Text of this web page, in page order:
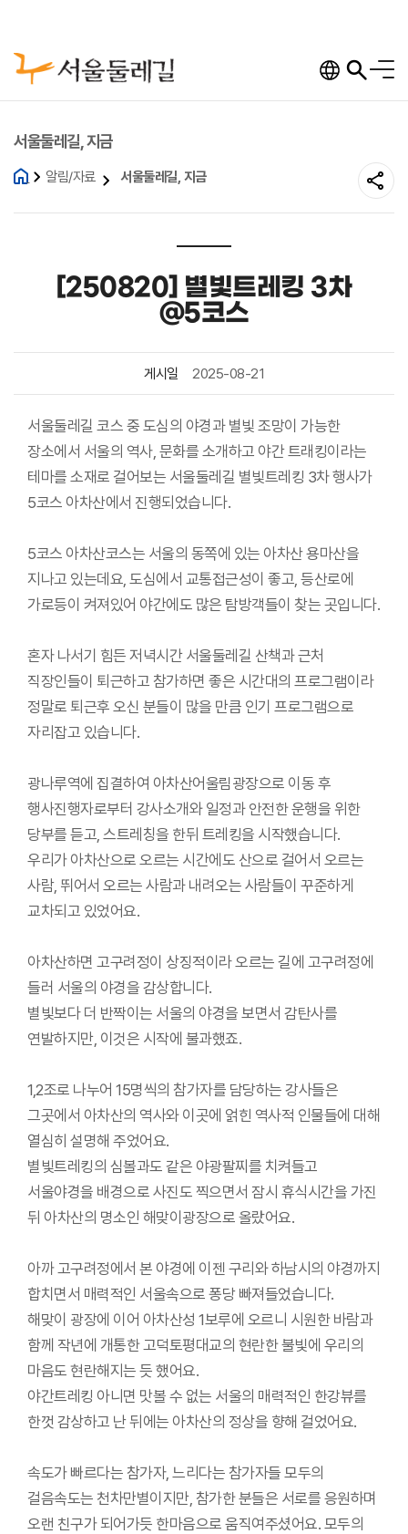
전체
서울둘레길, 지금
알림/자료 서울둘레길, 지금
[250820] 별빛트레킹 3차
@5코스
게시일 2025-08-21
서울둘레길 코스 중 도심의 야경과 별빛 조망이 가능한
장소에서 서울의 역사, 문화를 소개하고 야간 트래킹이라는
테마를 소재로 걸어보는 서울둘레길 별빛트레킹 3차 행사가
5코스 아차산에서 진행되었습니다.
5코스 아차산코스는 서울의 동쪽에 있는 아차산 용마산을
지나고 있는데요, 도심에서 교통접근성이 좋고, 등산로에
가로등이 켜져있어 야간에도 많은 탐방객들이 찾는 곳입니다.
혼자 나서기 힘든 저녁시간 서울둘레길 산책과 근처
직장인들이 퇴근하고 참가하면 좋은 시간대의 프로그램이라
정말로 퇴근후 오신 분들이 많을 만큼 인기 프로그램으로
자리잡고 있습니다.
광나루역에 집결하여 아차산어울림광장으로 이동 후
행사진행자로부터 강사소개와 일정과 안전한 운행을 위한
당부를 듣고, 스트레칭을 한뒤 트레킹을 시작했습니다.
우리가 아차산으로 오르는 시간에도 산으로 걸어서 오르는
사람, 뛰어서 오르는 사람과 내려오는 사람들이 꾸준하게
교차되고 있었어요.
아차산하면 고구려정이 상징적이라 오르는 길에 고구려정에
들러 서울의 야경을 감상합니다.
별빛보다 더 반짝이는 서울의 야경을 보면서 감탄사를
연발하지만, 이것은 시작에 불과했죠.
1,2조로 나누어 15명씩의 참가자를 담당하는 강사들은
그곳에서 아차산의 역사와 이곳에 얽힌 역사적 인물들에 대해
열심히 설명해 주었어요.
별빛트레킹의 심볼과도 같은 야광팔찌를 치켜들고
서울야경을 배경으로 사진도 찍으면서 잠시 휴식시간을 가진
뒤 아차산의 명소인 해맞이광장으로 올랐어요.
아까 고구려정에서 본 야경에 이젠 구리와 하남시의 야경까지
합치면서 매력적인 서울속으로 퐁당 빠져들었습니다.
해맞이 광장에 이어 아차산성 1보루에 오르니 시원한 바람과
함께 작년에 개통한 고덕토평대교의 현란한 불빛에 우리의
마음도 현란해지는 듯 했어요.
야간트레킹 아니면 맛볼 수 없는 서울의 매력적인 한강뷰를
한껏 감상하고 난 뒤에는 아차산의 정상을 향해 걸었어요.
속도가 빠르다는 참가자, 느리다는 참가자들 모두의
걸음속도는 천차만별이지만, 참가한 분들은 서로를 응원하며
오랜 친구가 되어가듯 한마음으로 움직여주셨어요. 모두의